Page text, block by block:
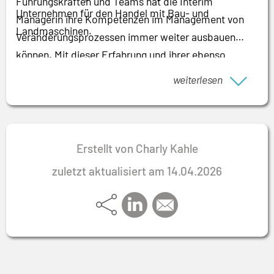
Unternehmen für den Handel mit Bau- und
Landmaschinen.
Managerin ihre Kompetenzen im Management von
Veränderungsprozessen immer weiter ausbauen
können. Mit dieser Erfahrung und ihrer ebenso
sehr gut in Lage, Teams wie Führungskräfte für neue
Herausforderungen und Change zu begeistern. Damit
Gelingen von Veränderungsprozessen.
weiterlesen
Erstellt von Charly Kahle
zuletzt aktualisiert am 14.04.2026